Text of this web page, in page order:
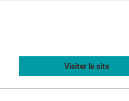
Visiter le site